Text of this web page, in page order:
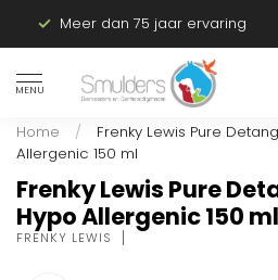
Meer dan 75 jaar ervaring
MENU
Home /
Frenky Lewis Pure
Allergenic 150 ml
Frenky Lewis Pure
Hypo Allergenic 150 ml
FRENKY LEWIS